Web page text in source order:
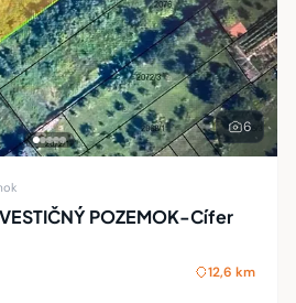
6
POZEMOK-Cífer
12,6 km